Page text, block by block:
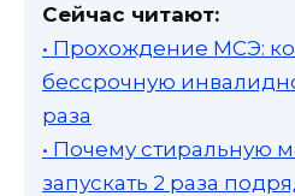
Сейчас читают:
• Прохождение МСЭ:
бессрочную
раза
• Почему стиральную
запускать 2 раза